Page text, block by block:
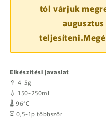
tól várjuk
Elkészítési javaslat
🥄 4-5g
💧 150-250ml
🌡️ 96°C
⏳ 0,5-1p többször